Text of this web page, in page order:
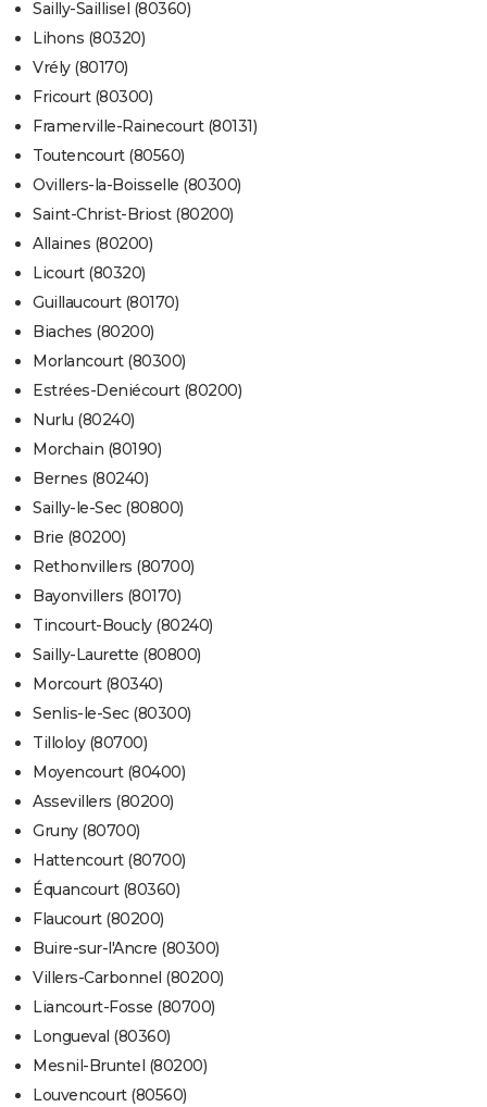
Sailly-Saillisel (80360)
Lihons (80320)
Vrély (80170)
Fricourt (80300)
Framerville-Rainecourt (80131)
Toutencourt (80560)
Ovillers-la-Boisselle (80300)
Saint-Christ-Briost (80200)
Allaines (80200)
Licourt (80320)
Guillaucourt (80170)
Biaches (80200)
Morlancourt (80300)
Estrées-Deniécourt (80200)
Nurlu (80240)
Morchain (80190)
Bernes (80240)
Sailly-le-Sec (80800)
Brie (80200)
Rethonvillers (80700)
Bayonvillers (80170)
Tincourt-Boucly (80240)
Sailly-Laurette (80800)
Morcourt (80340)
Senlis-le-Sec (80300)
Tilloloy (80700)
Moyencourt (80400)
Assevillers (80200)
Gruny (80700)
Hattencourt (80700)
Équancourt (80360)
Flaucourt (80200)
Buire-sur-l'Ancre (80300)
Villers-Carbonnel (80200)
Liancourt-Fosse (80700)
Longueval (80360)
Mesnil-Bruntel (80200)
Louvencourt (80560)